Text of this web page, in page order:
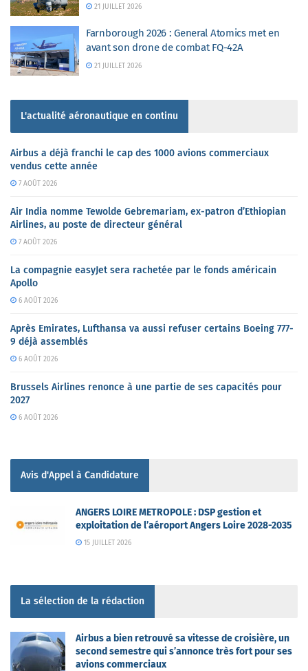
21 JUILLET 2026
Farnborough 2026 : General Atomics met en
avant son drone de combat FQ-42A
21 JUILLET 2026
L'actualité aéronautique en continu
Airbus a déjà franchi le cap des 1000 avions commerciaux
vendus cette année
7 AOÛT 2026
Air India nomme Tewolde Gebremariam, ex-patron d’Ethiopian
Airlines, au poste de directeur général
7 AOÛT 2026
La compagnie easyJet sera rachetée par le fonds américain
Apollo
6 AOÛT 2026
Après Emirates, Lufthansa va aussi refuser certains Boeing 777-
9 déjà assemblés
6 AOÛT 2026
Brussels Airlines renonce à une partie de ses capacités pour
2027
6 AOÛT 2026
Avis d'Appel à Candidature
ANGERS LOIRE METROPOLE : DSP gestion et
exploitation de l’aéroport Angers Loire 2028-2035
15 JUILLET 2026
La sélection de la rédaction
Airbus a bien retrouvé sa vitesse de croisière, un
second semestre qui s’annonce très fort pour ses
avions commerciaux